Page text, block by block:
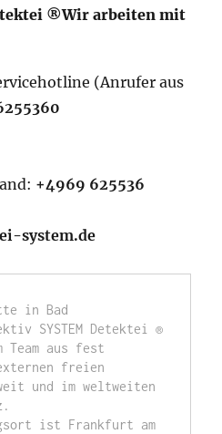
®Wir arbeiten mit
(Anrufer aus
+4969 625536
system.de
in Bad
SYSTEM Detektei ®
Team aus fest
freien
und im weltweiten
ist Frankfurt am